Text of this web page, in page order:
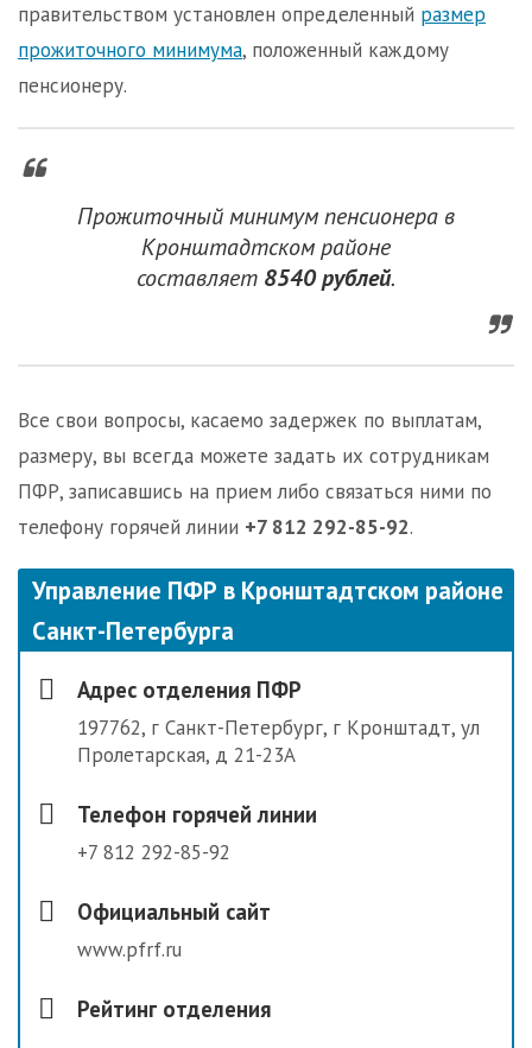
правительством установлен определенный размер
прожиточного минимума, положенный каждому
пенсионеру.
Прожиточный минимум пенсионера в
Кронштадтском районе
составляет 8540 рублей.
Все свои вопросы, касаемо задержек по выплатам,
размеру, вы всегда можете задать их сотрудникам
ПФР, записавшись на прием либо связаться ними по
телефону горячей линии +7 812 292-85-92.
Управление ПФР в Кронштадтском районе
Санкт-Петербурга
Адрес отделения ПФР
197762, г Санкт-Петербург, г Кронштадт, ул
Пролетарская, д 21-23А
Телефон горячей линии
+7 812 292-85-92
Официальный сайт
www.pfrf.ru
Рейтинг отделения